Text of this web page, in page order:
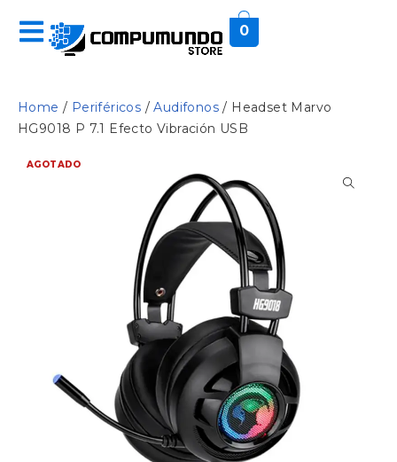
0
Home / Periféricos /Audifonos / Headset Marvo
HG9018 P 7.1 Efecto Vibración USB
AGOTADO